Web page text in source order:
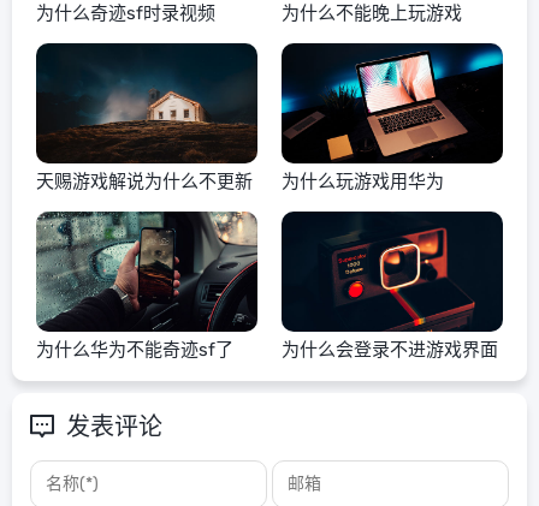
为什么奇迹sf时录视频 为什么不能晚上玩游戏
天赐游戏解说为什么不更新 为什么玩游戏用华为
为什么华为不能奇迹sf了 为什么会登录不进游戏界面
发表评论